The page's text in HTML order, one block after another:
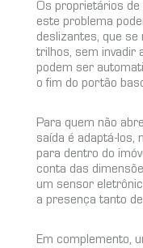
Os proprietários de
este problema
deslizantes, que
trilhos, sem invadir
podem ser
o fim do portão
Para quem não
saída é adaptá-los,
para dentro do
conta das
um sensor
a presença tanto
Em complemento,